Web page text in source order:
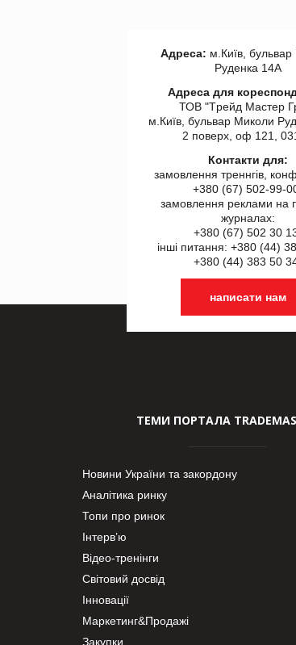
Адреса: м.Київ,
Руденка 14А
Адреса для
ТОВ "Tрейд Мастер
м.Київ, бульвар Миколи
2 поверх, оф 121,
Контакти для:
замовлення треннгів,
+380 (67) 502-99-
замовлення реклами на
журналах:
+380 (67) 502 30
інші питання: +380 (44)
+380 (44) 383 50
написати нам
ТЕМИ ПОРТАЛА
Новини України та закордону
Аналітика ринку
Топи про ринок
Інтерв’ю
Відео-тренінги
Світовий досвід
Інновації
Маркетинг&Продажі
Закупки